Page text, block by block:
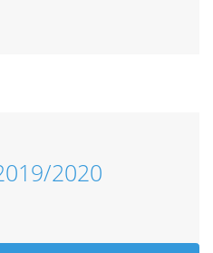
2020